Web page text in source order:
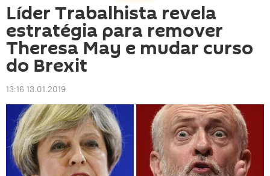
Líder Trabalhista revela
estratégia para remover
Theresa May e mudar curso
do Brexit
13:16 13.01.2019